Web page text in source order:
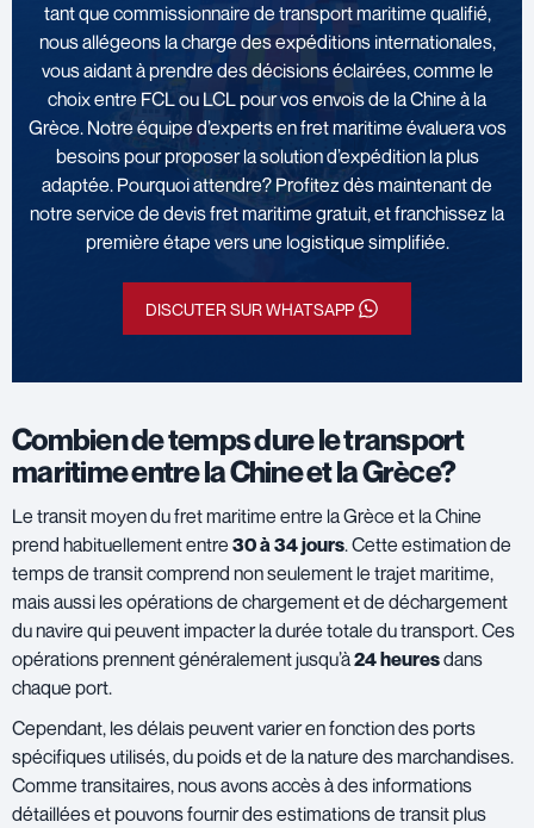
tant que commissionnaire de transport maritime qualifié,
nous allégeons la charge des expéditions internationales,
vous aidant à prendre des décisions éclairées, comme le
choix entre FCL ou LCL pour vos envois de la Chine à la
Grèce. Notre équipe d’experts en fret maritime évaluera vos
besoins pour proposer la solution d’expédition la plus
adaptée. Pourquoi attendre? Profitez dès maintenant de
notre service de devis fret maritime gratuit, et franchissez la
première étape vers une logistique simplifiée.
DISCUTER SUR WHATSAPP
Combien de temps dure le transport
maritime entre la Chine et la Grèce?
Le transit moyen du fret maritime entre la Grèce et la Chine
prend habituellement entre 30 à 34 jours. Cette estimation de
temps de transit comprend non seulement le trajet maritime,
mais aussi les opérations de chargement et de déchargement
du navire qui peuvent impacter la durée totale du transport. Ces
opérations prennent généralement jusqu’à24 heuresdans
chaque port.
Cependant, les délais peuvent varier en fonction des ports
spécifiques utilisés, du poids et de la nature des marchandises.
Comme transitaires, nous avons accès à des informations
détaillées et pouvons fournir des estimations de transit plus